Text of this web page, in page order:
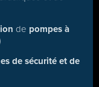
de pompes à
de sécurité et de